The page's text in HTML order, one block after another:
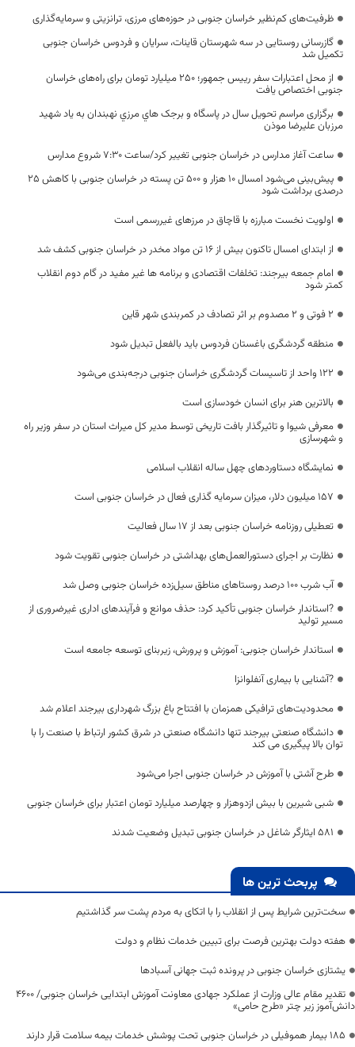
ظرفیت‌های کم‌نظیر خراسان جنوبی در حوزه‌های مرزی، ترانزیتی و سرمایه‌گذاری
گازرسانی روستایی در سه شهرستان قاینات، سرایان و فردوس خراسان جنوبی
تکمیل شد
از محل اعتبارات سفر رییس جمهور؛ ۲۵۰ میلیارد تومان برای راه‌های خراسان
جنوبی اختصاص یافت
برگزاری مراسم تحویل سال در پاسگاه و برجک هاي مرزي نهبندان به یاد شهید
مرزبان علیرضا موذن
ساعت آغاز مدارس در خراسان جنوبی تغییر کرد/ساعت ۷:۳۰ شروع مدارس
پیش‌بینی می‌شود امسال ۱۰ هزار و ۵۰۰ تن پسته در خراسان جنوبی با کاهش 25
درصدی برداشت شود
اولویت نخست مبارزه با قاچاق در مرزهای غیررسمی است
از ابتدای امسال تاکنون بیش از ۱۶ تن مواد مخدر در خراسان جنوبی کشف شد
امام جمعه بیرجند: تخلفات اقتصادی و برنامه ها غیر مفید در گام دوم انقلاب
کمتر شود
۲ فوتی و ۲ مصدوم بر اثر تصادف در کمربندی شهر قاین
منطقه گردشگری باغستان فردوس باید بالفعل تبدیل شود
۱۲۲ واحد از تاسیسات گردشگری خراسان جنوبی درجه‌بندی می‌شود
بالاترین هنر برای انسان خودسازی است
معرفی شیوا و تاثیرگذار بافت تاریخی توسط مدیر کل میراث استان در سفر وزیر راه
و شهرسازی
نمایشگاه دستاوردهای چهل ساله انقلاب اسلامی
۱۵۷ میلیون دلار، میزان سرمایه گذاری فعال در خراسان جنوبی است
تعطیلی روزنامه خراسان جنوبی بعد از 17 سال فعالیت
نظارت بر اجرای دستورالعمل‌های بهداشتی در خراسان جنوبی تقویت شود
آب شرب ۱۰۰ درصد روستاهای مناطق سیل‌زده خراسان جنوبی وصل شد
?استاندار خراسان جنوبی تأکید کرد: حذف موانع و فرآیندهای اداری غیرضروری از
مسیر تولید
استاندار خراسان جنوبی: آموزش و پرورش، زیربنای توسعه جامعه است
?آشنایی با بیماری آنفلوانزا
محدودیت‌های ترافیکی همزمان با افتتاح باغ بزرگ شهرداری بیرجند اعلام شد
دانشگاه صنعتی بیرجند تنها دانشگاه صنعتی در شرق کشور ارتباط با صنعت را با
توان بالا پیگیری می کند
طرح آشتی با آموزش در خراسان جنوبی اجرا می‌شود
شبی شیرین با بیش ازدوهزار و چهارصد میلیارد تومان اعتبار برای خراسان جنوبی
۵۸۱ ایثارگر شاغل در خراسان جنوبی تبدیل وضعیت شدند
پربحث ترین ها
سخت‌ترین شرایط پس از انقلاب را با اتکای به مردم پشت سر گذاشتیم
هفته دولت بهترین فرصت برای تبیین خدمات نظام و دولت
یشتازی خراسان جنوبی در پرونده ثبت جهانی آسبادها
تقدیر مقام عالی وزارت از عملکرد جهادی معاونت آموزش ابتدایی خراسان جنوبی/ ۴۶۰۰
دانش‌آموز زیر چتر «طرح حامی»
۱۸۵ بیمار هموفیلی در خراسان جنوبی تحت پوشش خدمات بیمه سلامت قرار دارند